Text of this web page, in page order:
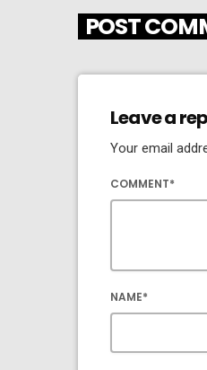
POST
Leave a
Your email
COMMENT*
NAME*